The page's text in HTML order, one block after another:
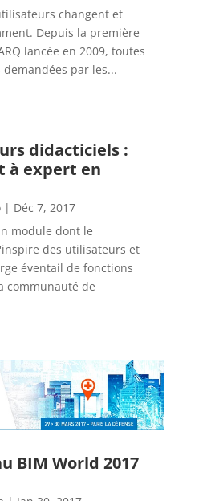
changent et
Depuis la première
lancée en 2009, toutes
par les...
didacticiels :
à expert en
| Déc 7, 2017
module dont le
des utilisateurs et
éventail de fonctions
communauté de
BIM World 2017